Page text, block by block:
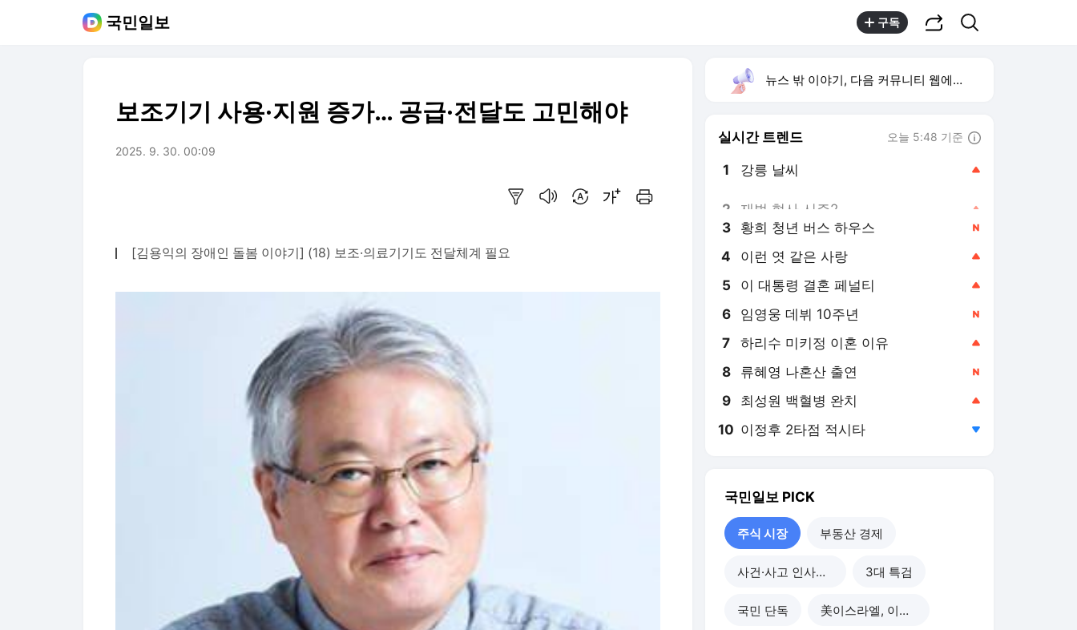
국민일보 구독
보조기기 사용·지원 증가… 공급·전달도 고민해야
2025. 9. 30. 00:09
[김용익의 장애인 돌봄 이야기] (18) 보조·의료기기도 전달체계 필요
뉴스 밖 이야기, 다음 커뮤니티 웹에서 보기
실시간 트렌드 오늘 5:48 기준
1 강릉 날씨
3 황희 청년 버스 하우스
4 이런 엿 같은 사랑
5 이 대통령 결혼 페널티
6 임영웅 데뷔 10주년
7 하리수 미키정 이혼 이유
8 류혜영 나혼산 출연
9 최성원 백혈병 완치
10 이정후 2타점 적시타
국민일보 PICK
주식 시장 부동산 경제
사건·사고 인사이드 3대 특검
국민 단독 美이스라엘, 이란 공습